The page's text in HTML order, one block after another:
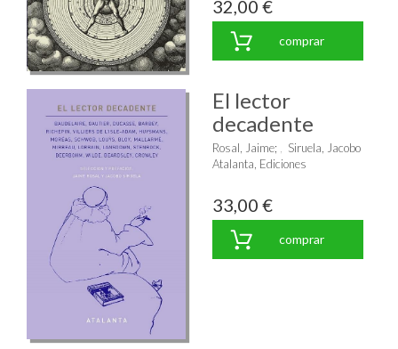
32,00 €
comprar
El lector
decadente
Rosal, Jaime;
Siruela, Jacobo
Atalanta, Ediciones
33,00 €
comprar